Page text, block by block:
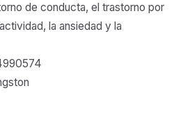
de conducta, el trastorno por
la ansiedad y la